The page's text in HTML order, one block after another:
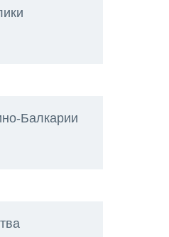
Балкарии